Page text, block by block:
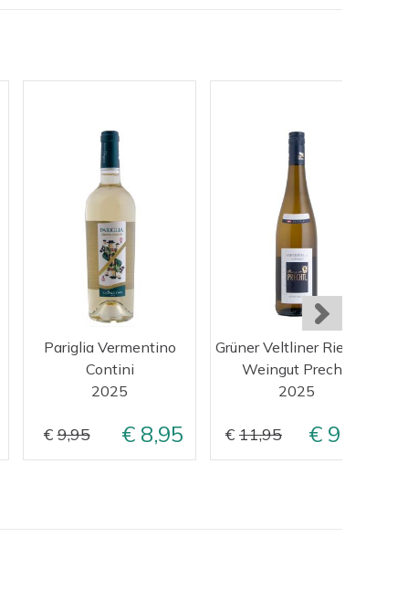
Pariglia Vermentino
Contini
2025
9,95 8,95
Weingut Prechtl
2025
11,95 9,95